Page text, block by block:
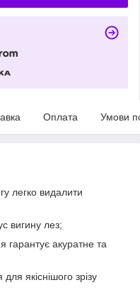
Оплата Умови
легко видалити
вигину лез;
гарантує акуратне та
якіснішого зрізу